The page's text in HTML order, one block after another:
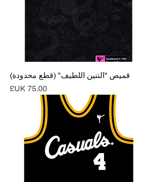
قميص "التنين اللطيف" (قطع محدودة)
السعر